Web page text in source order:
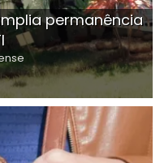
permanência